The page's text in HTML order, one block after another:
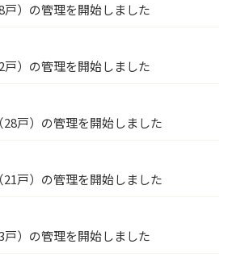
）の管理を開始しました
）の管理を開始しました
戸）の管理を開始しました
戸）の管理を開始しました
）の管理を開始しました